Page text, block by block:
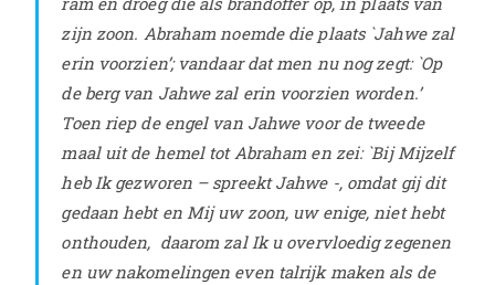
zijn zoon. Abraham noemde die plaats `Jahwe zal
erin voorzien’; vandaar dat men nu nog zegt: `Op
de berg van Jahwe zal erin voorzien worden.’
Toen riep de engel van Jahwe voor de tweede
maal uit de hemel tot Abraham en zei: `Bij Mijzelf
heb Ik gezworen – spreekt Jahwe -, omdat gij dit
gedaan hebt en Mij uw zoon, uw enige, niet hebt
onthouden, daarom zal Ik u overvloedig zegenen
en uw nakomelingen even talrijk maken als de